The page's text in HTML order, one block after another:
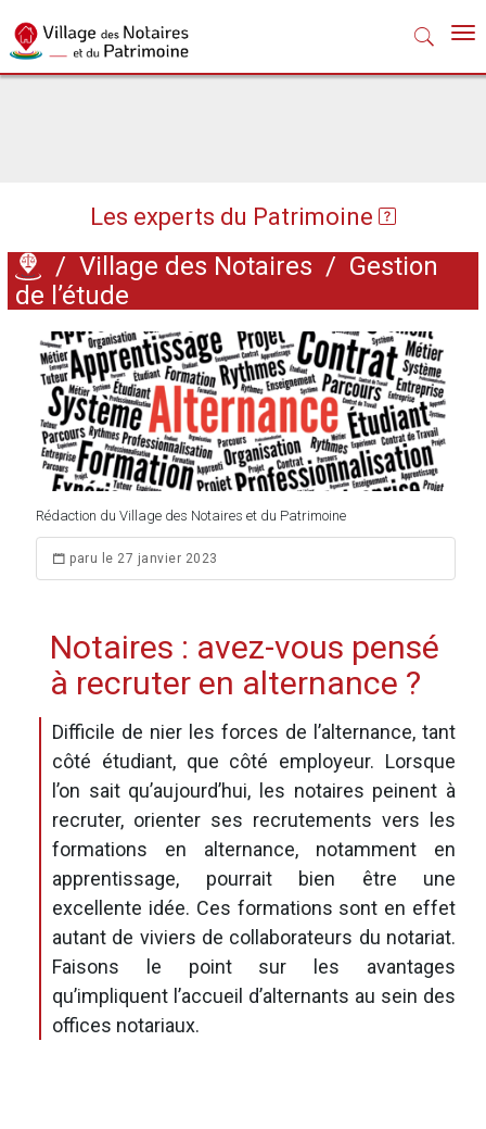
Les experts du Patrimoine
/ Village des Notaires / Gestion
de l’étude
Rédaction du Village des Notaires et du Patrimoine
paru le 27 janvier 2023
Notaires : avez-vous pensé
à recruter en alternance ?
Difficile de nier les forces de l’alternance, tant
côté étudiant, que côté employeur. Lorsque
l’on sait qu’aujourd’hui, les notaires peinent à
recruter, orienter ses recrutements vers les
formations en alternance, notamment en
apprentissage, pourrait bien être une
excellente idée. Ces formations sont en effet
autant de viviers de collaborateurs du notariat.
Faisons le point sur les avantages
qu’impliquent l’accueil d’alternants au sein des
offices notariaux.